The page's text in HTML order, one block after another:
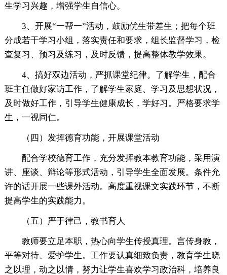
生学习兴趣，增强学生自信心。
3、开展“一帮一”活动，鼓励优生带差生；把每个班
分成若干学习小组，落实责任和要求，组长监督学习，检
查复习、预习及练习，及时反馈，提高整体教学效果。
4、搞好双边活动，严抓课堂纪律。了解学生，配合
班主任做好家访工作，了解学生家庭、学习及思想状况，
及时做好工作，引导学生健康成长，学好习。严格要求学
生，一视同仁。
（四）发挥德育功能，开展课堂活动
配合学校德育工作，充分发挥教本教育功能，采用演
讲、座谈、辩论等形式活动，引导学生全面发展。条件允
许的话开展一些课外活动。高度重视课文实践环节，不断
提高学生的实践能力。
（五）严于律己，教书育人
教师要立足本职，热心向学生传授真理。言传身教，
平等对待、爱护学生。工作要认真细致负责，教育学生晓
之以理，动之以情，努力让学生喜欢学习政治科，培养良